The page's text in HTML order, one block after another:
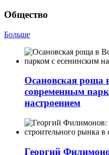
Общество
Больше
Осановская роща
современным
настроением
Георгий